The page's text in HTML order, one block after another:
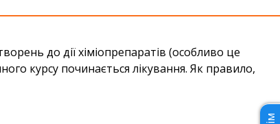
до дії хіміопрепаратів (особливо це
курсу починається лікування. Як правило,